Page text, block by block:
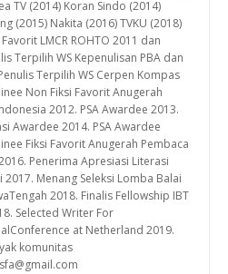
TV (2014) Koran Sindo (2014)
(2015) Nakita (2016) TVKU (2018)
LMCR ROHTO 2011 dan
Terpilih WS Kepenulisan PBA dan
Terpilih WS Cerpen Kompas
Non Fiksi Favorit Anugerah
2012. PSA Awardee 2013.
Awardee 2014. PSA Awardee
Fiksi Favorit Anugerah Pembaca
Penerima Apresiasi Literasi
2017. Menang Seleksi Lomba Balai
2018. Finalis Fellowship IBT
Selected Writer For
at Netherland 2019.
komunitas